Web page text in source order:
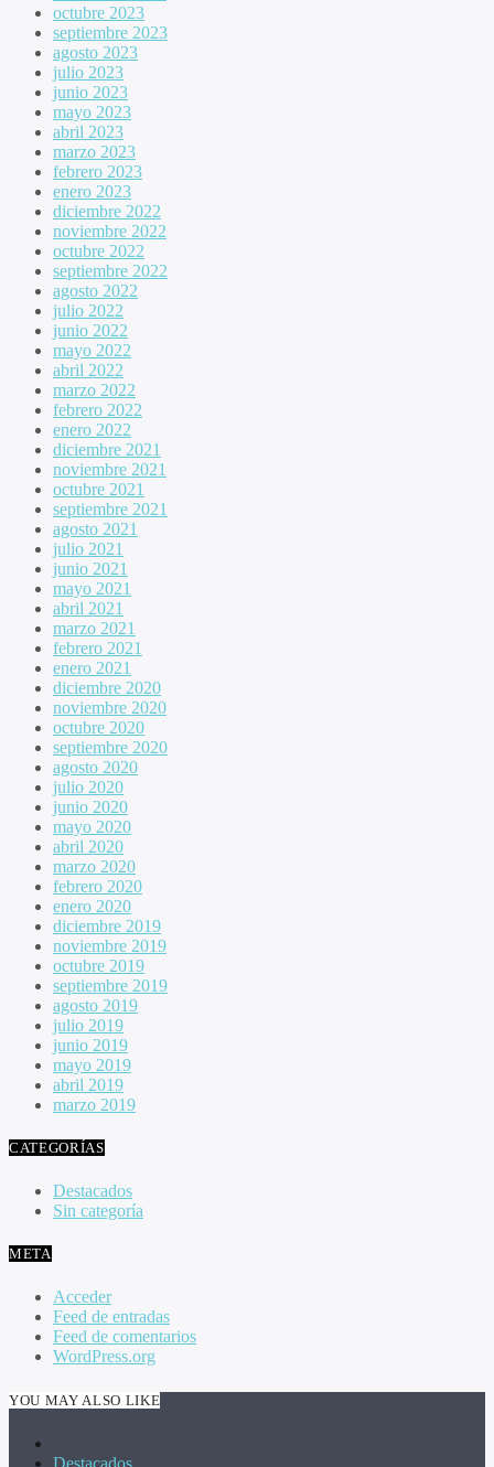
octubre 2023
septiembre 2023
agosto 2023
julio 2023
junio 2023
mayo 2023
abril 2023
marzo 2023
febrero 2023
enero 2023
diciembre 2022
noviembre 2022
octubre 2022
septiembre 2022
agosto 2022
julio 2022
junio 2022
mayo 2022
abril 2022
marzo 2022
febrero 2022
enero 2022
diciembre 2021
noviembre 2021
octubre 2021
septiembre 2021
agosto 2021
julio 2021
junio 2021
mayo 2021
abril 2021
marzo 2021
febrero 2021
enero 2021
diciembre 2020
noviembre 2020
octubre 2020
septiembre 2020
agosto 2020
julio 2020
junio 2020
mayo 2020
abril 2020
marzo 2020
febrero 2020
enero 2020
diciembre 2019
noviembre 2019
octubre 2019
septiembre 2019
agosto 2019
julio 2019
junio 2019
mayo 2019
abril 2019
marzo 2019
CATEGORÍAS
Destacados
Sin categoría
META
Acceder
Feed de entradas
Feed de comentarios
WordPress.org
YOU MAY ALSO LIKE
Destacados